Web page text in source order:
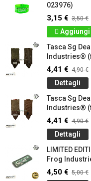
023976)
3,15 € 3,50 €
Aggiungi
Tasca Sg
Industries®
4,41 € 4,90 €
Dettagli
Tasca Sg
Industries®
4,41 € 4,90 €
Dettagli
LIMITED
Frog
4,50 € 5,00 €